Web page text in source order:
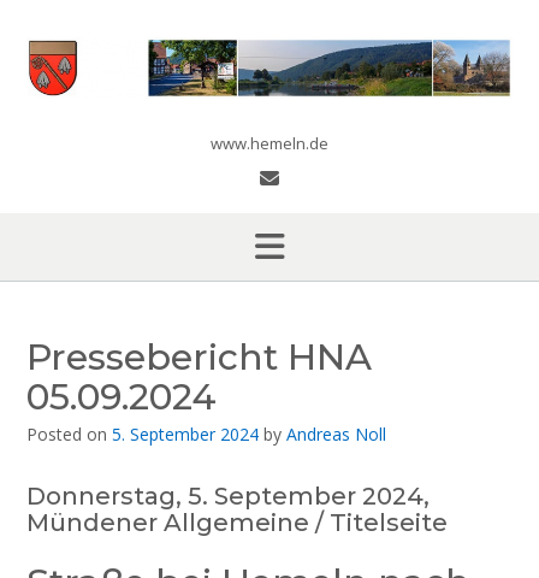
content
www.hemeln.de
Pressebericht HNA
05.09.2024
Posted on 5. September 2024 by Andreas Noll
Donnerstag, 5. September 2024,
Mündener Allgemeine / Titelseite